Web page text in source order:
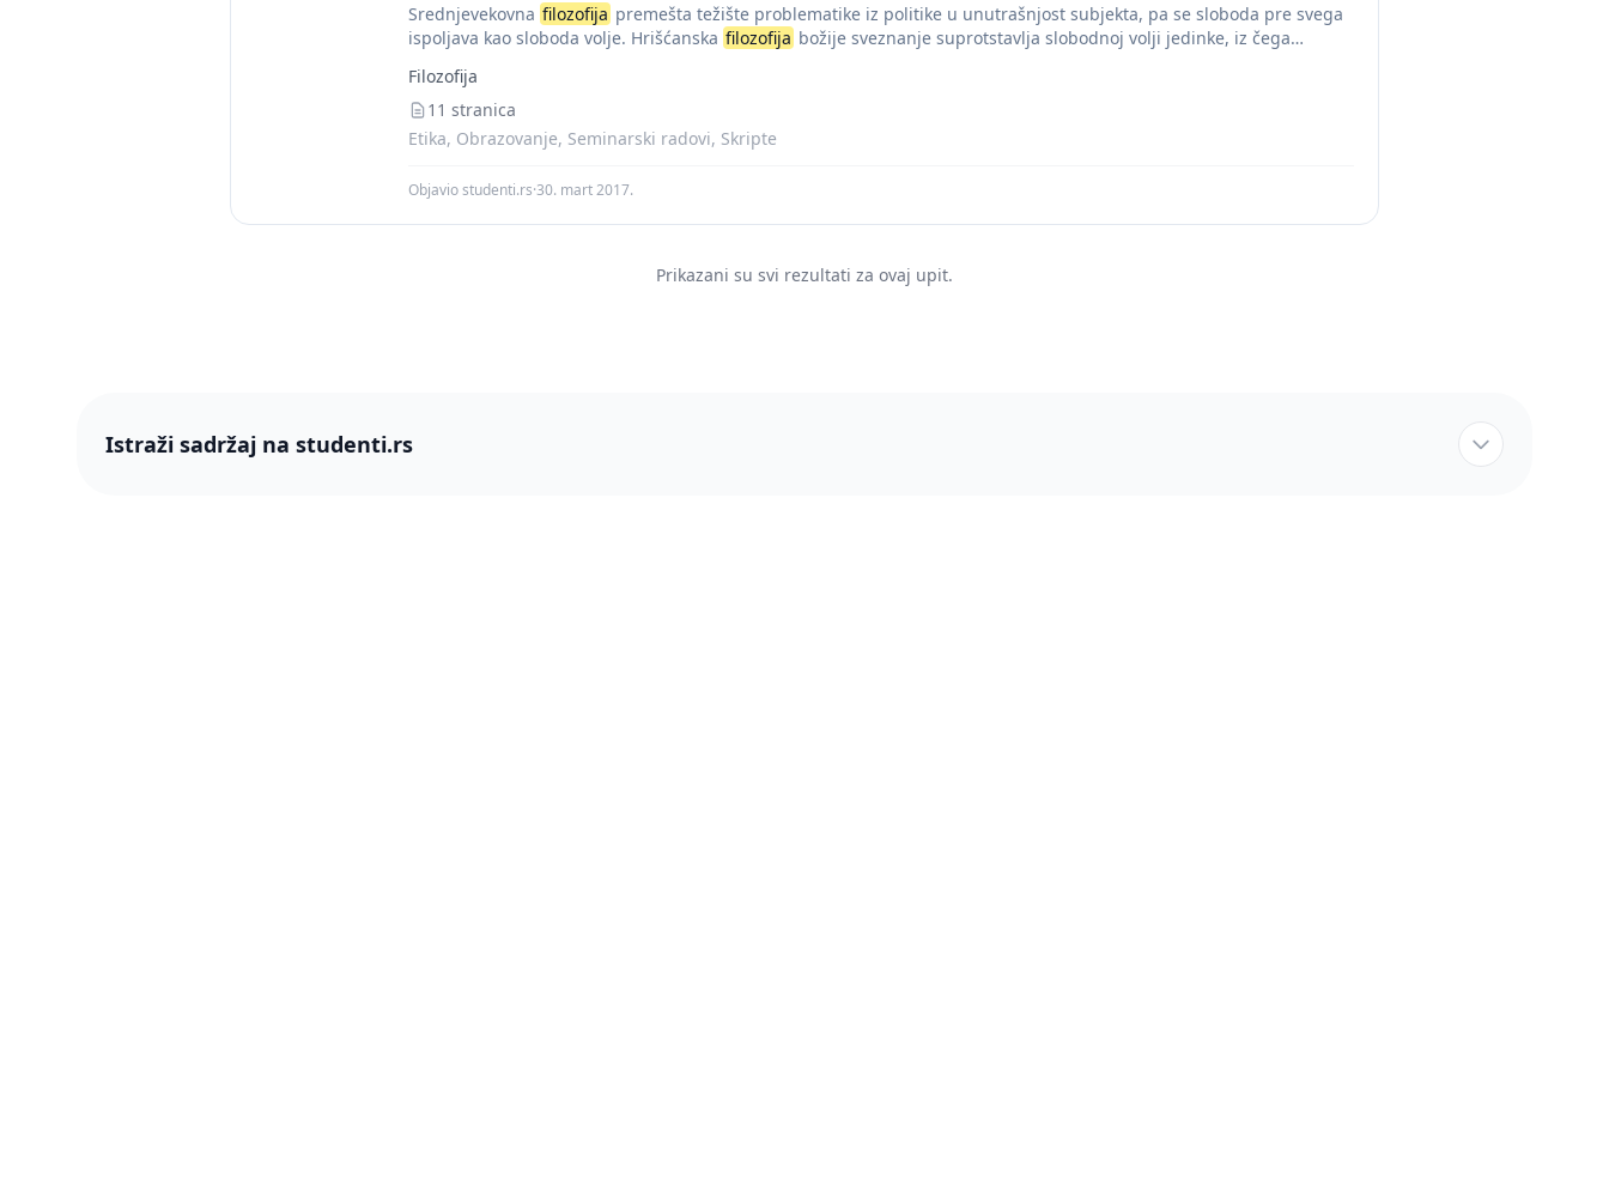
Srednjevekovna filozofija premešta težište problematike iz politike u unutrašnjost subjekta, pa se sloboda pre svega
ispoljava kao sloboda volje. Hrišćanska filozofija božije sveznanje suprotstavlja slobodnoj volji jedinke, iz čega
Filozofija
11 stranica
Etika, Obrazovanje, Seminarski radovi, Skripte
Objavio studenti.rs·30. mart 2017.
Prikazani su svi rezultati za ovaj upit.
Istraži sadržaj na studenti.rs